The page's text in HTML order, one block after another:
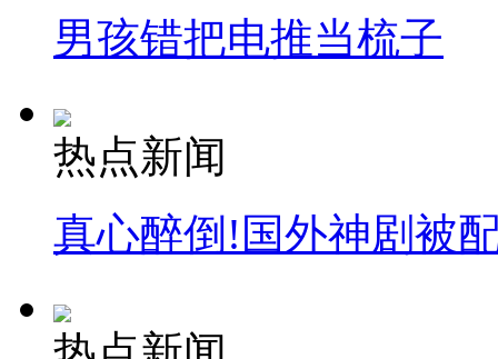
男孩错把电推当梳子
热点新闻
真心醉倒!国外神剧被